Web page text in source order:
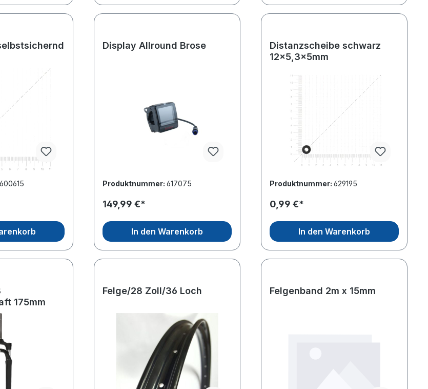
600615
Display Allround Brose
Produktnummer: 617075
149,99 €*
In den Warenkorb
Distanzscheibe schwarz
12x5,3x5mm
Produktnummer: 629195
0,99 €*
In den Warenkorb
175mm
Felge/28 Zoll/36 Loch Felgenband 2m x 15mm